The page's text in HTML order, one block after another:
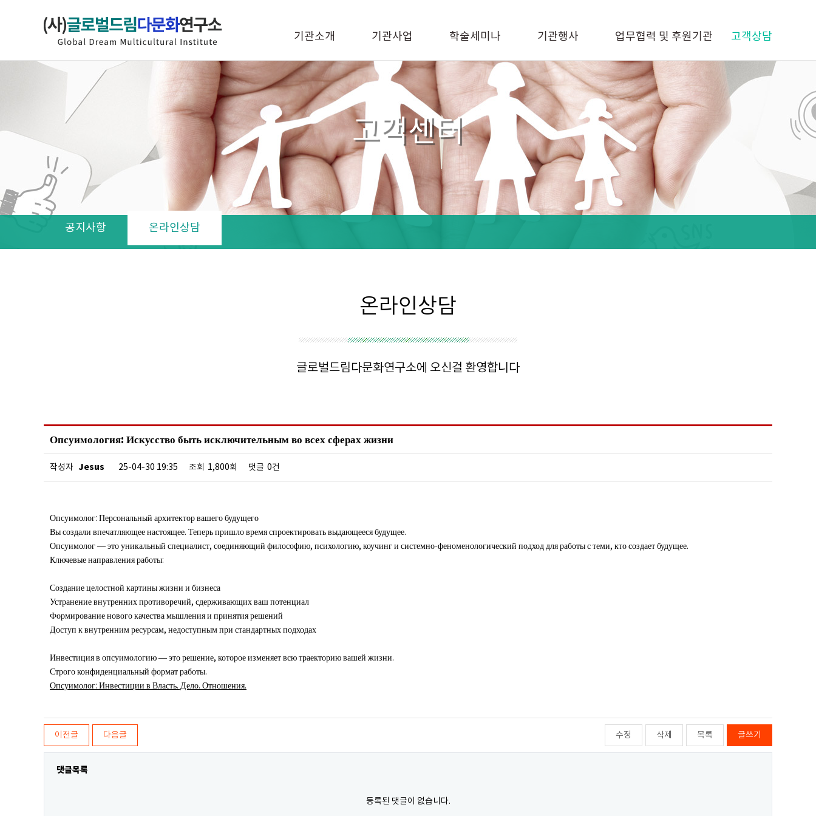
기관소개 기관사업 학술세미나 기관행사 업무협력 및 후원기관 고객상담
고객센터
공지사항 온라인상담
온라인상담
글로벌드림다문화연구소에 오신걸 환영합니다
Опсуимология: Искусство быть исключительным во всех сферах жизни
작성자 Jesus 25-04-30 19:35 조회 1,800회 댓글 0건
Опсуимолог: Персональный архитектор вашего будущего
Вы создали впечатляющее настоящее. Теперь пришло время спроектировать выдающееся будущее.
Опсуимолог — это уникальный специалист, соединяющий философию, психологию, коучинг и системно-феноменологический подход для работы с теми, кто создает будущее.
Ключевые направления работы:
Создание целостной картины жизни и бизнеса
Устранение внутренних противоречий, сдерживающих ваш потенциал
Формирование нового качества мышления и принятия решений
Доступ к внутренним ресурсам, недоступным при стандартных подходах
Инвестиция в опсуимологию — это решение, которое изменяет всю траекторию вашей жизни.
Строго конфиденциальный формат работы.
Опсуимолог: Инвестиции в Власть. Дело. Отношения.
이전글 다음글 글쓰기
수정 삭제 목록
댓글목록
등록된 댓글이 없습니다.